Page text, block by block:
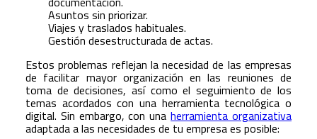
Asuntos sin priorizar.
Viajes y traslados habituales.
Gestión desestructurada de actas.
Estos problemas reflejan la necesidad de las empresas
de facilitar mayor organización en las reuniones de
toma de decisiones, así como el seguimiento de los
temas acordados con una herramienta tecnológica o
digital. Sin embargo, con unaherramienta organizativa
adaptada a las necesidades de tu empresa es posible: